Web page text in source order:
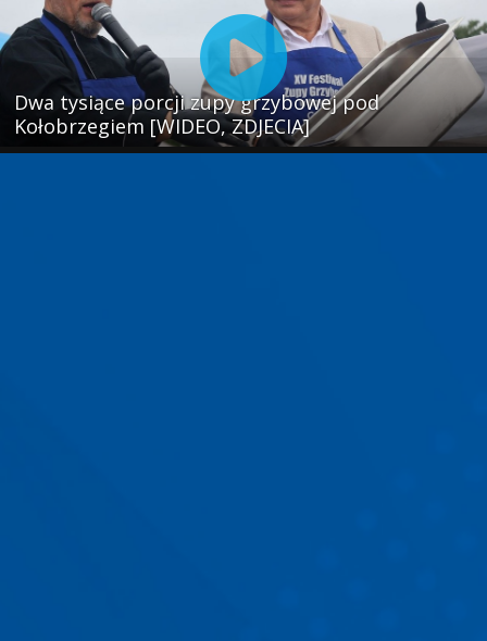
Dwa tysiące porcji zupy grzybowej pod
Kołobrzegiem [WIDEO, ZDJECIA]